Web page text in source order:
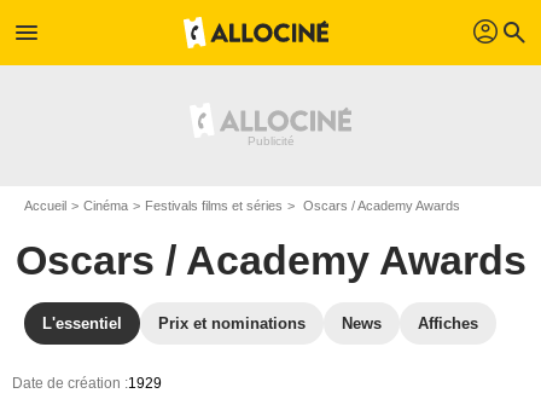
menu profil search
Accueil Cinéma Festivals films et séries Oscars / Academy Awards
Oscars / Academy Awards
L'essentiel Prix et nominations News Affiches
Date de création :1929